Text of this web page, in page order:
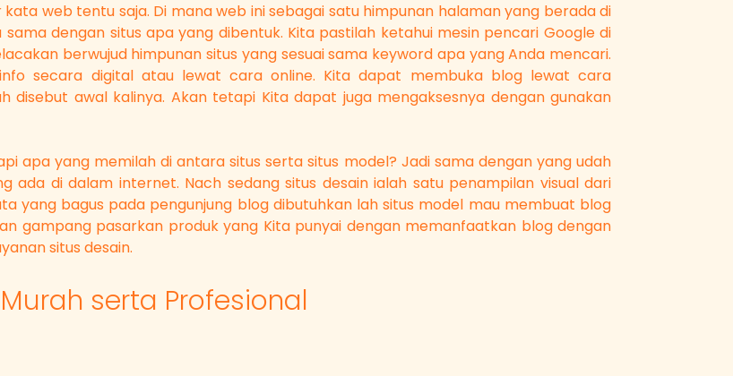
web tentu saja. Di mana web ini sebagai satu himpunan halaman yang berada di
dengan situs apa yang dibentuk. Kita pastilah ketahui mesin pencari Google di
berwujud himpunan situs yang sesuai sama keyword apa yang Anda mencari.
secara digital atau lewat cara online. Kita dapat membuka blog lewat cara
awal kalinya. Akan tetapi Kita dapat juga mengaksesnya dengan gunakan
apa yang memilah di antara situs serta situs model? Jadi sama dengan yang udah
ada di dalam internet. Nach sedang situs desain ialah satu penampilan visual dari
yang bagus pada pengunjung blog dibutuhkan lah situs model mau membuat blog
gampang pasarkan produk yang Kita punyai dengan memanfaatkan blog dengan
situs desain.
serta Profesional